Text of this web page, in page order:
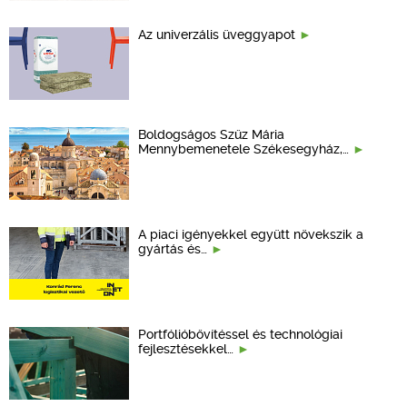
Az univerzális üveggyapot
Boldogságos Szűz Mária
Mennybemenetele Székesegyház,…
A piaci igényekkel együtt növekszik a
gyártás és…
Portfólióbővítéssel és technológiai
fejlesztésekkel…